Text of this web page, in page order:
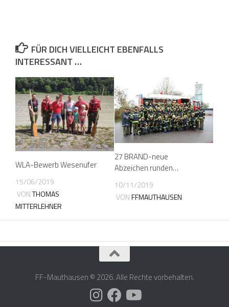
FÜR DICH VIELLEICHT EBENFALLS
INTERESSANT …
WLA-Bewerb Wesenufer
15/06/2019
VONTHOMAS
MITTERLEHNER
27 BRAND-neue
Abzeichen runden…
10/11/2019
VONFFMAUTHAUSEN
FF-Mauthausen © 2026. Alle Rechte vorbehalten.